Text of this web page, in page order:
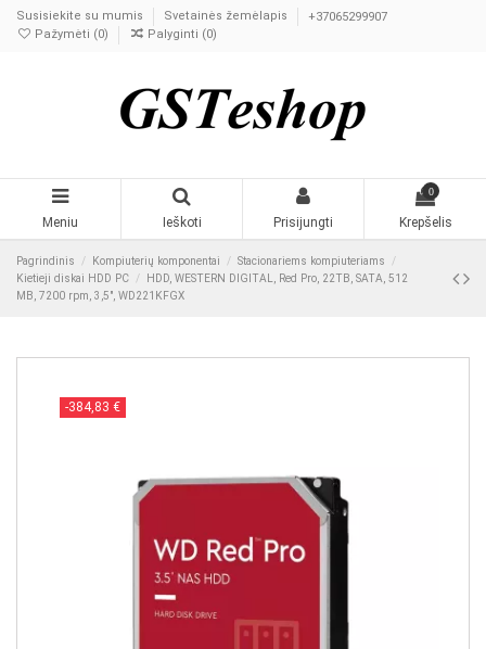
Susisiekite su mumis Svetainės žemėlapis
+37065299907
Pažymėti (0) Palyginti (0)
Meniu Ieškoti Prisijungti
0
Krepšelis
Pagrindinis Kompiuterių komponentai
Stacionariems kompiuteriams
Kietieji diskai HDD PC
HDD, WESTERN DIGITAL, Red Pro, 22TB, SATA, 512
MB, 7200 rpm, 3,5", WD221KFGX
-384,83 €